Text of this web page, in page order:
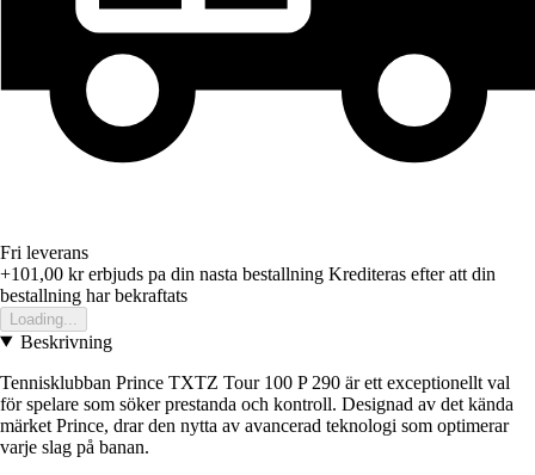
Fri leverans
+101,00 krerbjuds pa din nasta bestallning Krediteras efter att din
bestallning har bekraftats
Loading...
Beskrivning
Tennisklubban Prince TXTZ Tour 100 P 290 är ett exceptionellt val
för spelare som söker prestanda och kontroll. Designad av det kända
märket Prince, drar den nytta av avancerad teknologi som optimerar
varje slag på banan.